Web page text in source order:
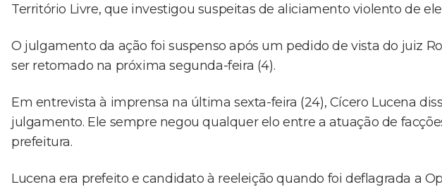
Território Livre, que investigou suspeitas de aliciamento violento de
O julgamento da ação foi suspenso após um pedido de vista do juiz
ser retomado na próxima segunda-feira (4).
Em entrevista à imprensa na última sexta-feira (24), Cícero Lucena
julgamento. Ele sempre negou qualquer elo entre a atuação de
prefeitura.
Lucena era prefeito e candidato à reeleição quando foi deflagrada a